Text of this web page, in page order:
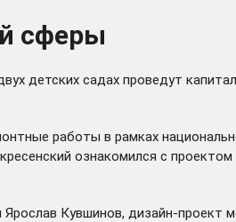
сферы
детских садах проведут
работы в рамках
ознакомился с
Кувшинов, дизайн-проект